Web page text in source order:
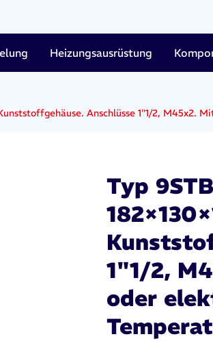
Heizungsausrüstung
Anschlüsse 1"1/2,
Typ
1"1/2,
oder